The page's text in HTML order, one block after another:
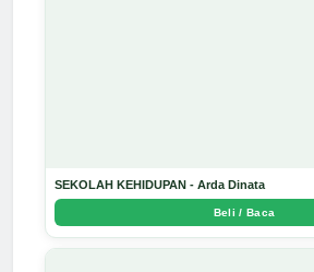
SEKOLAH KEHIDUPAN - Arda Dinata
Beli / Baca